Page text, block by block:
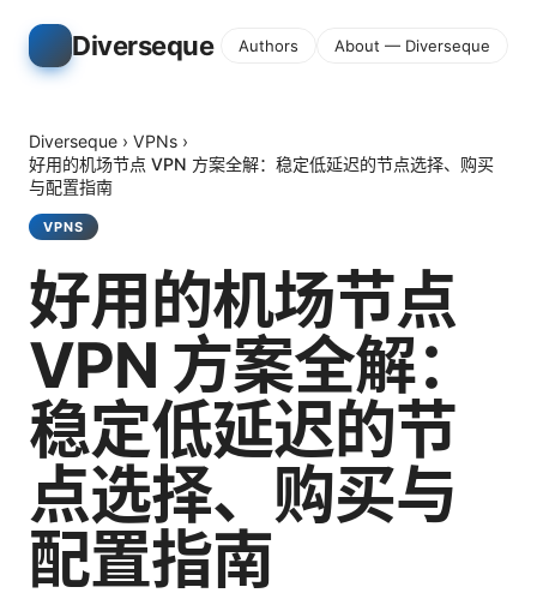
Diverseque Authors About — Diverseque
Diverseque › VPNs ›
好用的机场节点 VPN 方案全解：稳定低延迟的节点选择、购买
与配置指南
VPNS
好用的机场节点
VPN 方案全解：
稳定低延迟的节
点选择、购买与
配置指南